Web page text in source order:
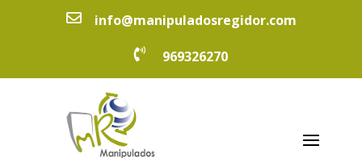
 info@manipuladosregidor.com
 969326270